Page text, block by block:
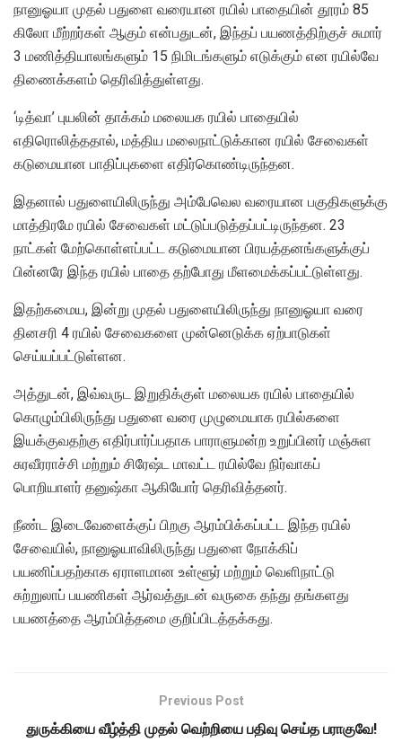
நானுஓயா முதல் பதுளை வரையான ரயில் பாதையின் தூரம் 85
கிலோ மீற்றர்கள் ஆகும் என்பதுடன், இந்தப் பயணத்திற்குச் சுமார்
3 மணித்தியாலங்களும் 15 நிமிடங்களும் எடுக்கும் என ரயில்வே
திணைக்களம் தெரிவித்துள்ளது.
‘டித்வா’ புயலின் தாக்கம் மலையக ரயில் பாதையில்
எதிரொலித்ததால், மத்திய மலைநாட்டுக்கான ரயில் சேவைகள்
கடுமையான பாதிப்புகளை எதிர்கொண்டிருந்தன.
இதனால் பதுளையிலிருந்து அம்பேவெல வரையான பகுதிகளுக்கு
மாத்திரமே ரயில் சேவைகள் மட்டுப்படுத்தப்பட்டிருந்தன. 23
நாட்கள் மேற்கொள்ளப்பட்ட கடுமையான பிரயத்தனங்களுக்குப்
பின்னரே இந்த ரயில் பாதை தற்போது மீளமைக்கப்பட்டுள்ளது.
இதற்கமைய, இன்று முதல் பதுளையிலிருந்து நானுஓயா வரை
தினசரி 4 ரயில் சேவைகளை முன்னெடுக்க ஏற்பாடுகள்
செய்யப்பட்டுள்ளன.
அத்துடன், இவ்வருட இறுதிக்குள் மலையக ரயில் பாதையில்
கொழும்பிலிருந்து பதுளை வரை முழுமையாக ரயில்களை
இயக்குவதற்கு எதிர்பார்ப்பதாக பாராளுமன்ற உறுப்பினர் மஞ்சுள
சுரவீரராச்சி மற்றும் சிரேஷ்ட மாவட்ட ரயில்வே நிர்வாகப்
பொறியாளர் தனுஷ்கா ஆகியோர் தெரிவித்தனர்.
நீண்ட இடைவேளைக்குப் பிறகு ஆரம்பிக்கப்பட்ட இந்த ரயில்
சேவையில், நானுஓயாவிலிருந்து பதுளை நோக்கிப்
பயணிப்பதற்காக ஏராளமான உள்ளூர் மற்றும் வெளிநாட்டு
சுற்றுலாப் பயணிகள் ஆர்வத்துடன் வருகை தந்து தங்களது
பயணத்தை ஆரம்பித்தமை குறிப்பிடத்தக்கது.
Previous Post
துருக்கியை வீழ்த்தி முதல் வெற்றியை பதிவு செய்த பராகுவே!